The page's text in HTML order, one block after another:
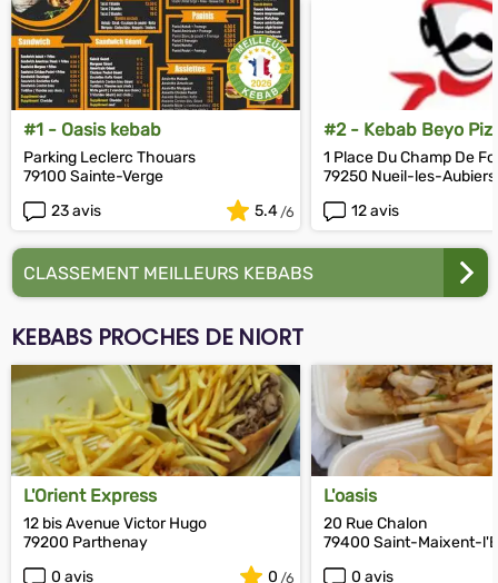
#1 - Oasis kebab
Parking Leclerc Thouars
79100 Sainte-Verge
23 avis
5.4
#2 - Kebab Beyo
1 Place Du Champ De
79250 Nueil-les-Aubiers
12 avis
CLASSEMENT MEILLEURS KEBABS
KEBABS PROCHES DE NIORT
L'Orient Express
12 bis Avenue Victor Hugo
79200 Parthenay
0 avis
0
L'oasis
20 Rue Chalon
79400 Saint-Maixent-
0 avis